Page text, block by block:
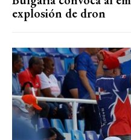
explosión de dron